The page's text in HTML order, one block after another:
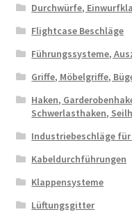
Durchwürfe,
Flightcase Beschläge
Führungssysteme,
Griffe, Möbelgriffe,
Haken,
Schwerlasthaken,
Industriebeschläge
Kabeldurchführungen
Klappensysteme
Lüftungsgitter